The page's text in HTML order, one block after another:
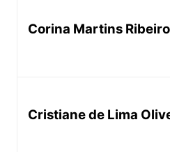
Corina Martins Ribeiro
Cristiane de Lima